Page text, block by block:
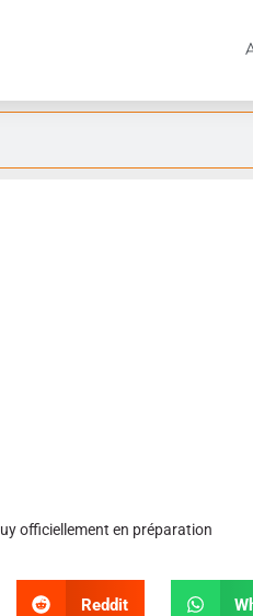
officiellement en préparation
Reddit